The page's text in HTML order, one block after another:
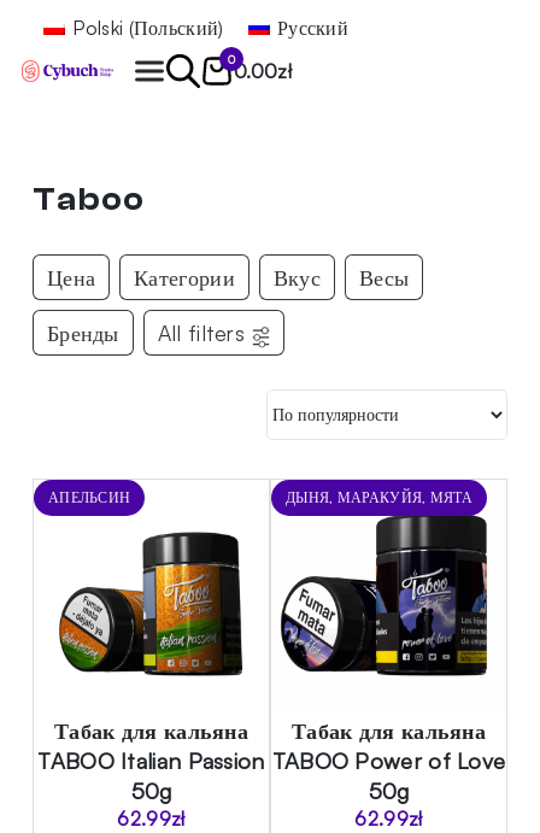
Polski (Польский) Русский
0
0.00zł
Taboo
Цена Категории Вкус Весы
Бренды All filters
АПЕЛЬСИН
Табак для кальяна
TABOO Italian Passion
50g
62.99zł
ДЫНЯ, МАРАКУЙЯ, МЯТА
Табак для кальяна
TABOO Power of Love
50g
62.99zł